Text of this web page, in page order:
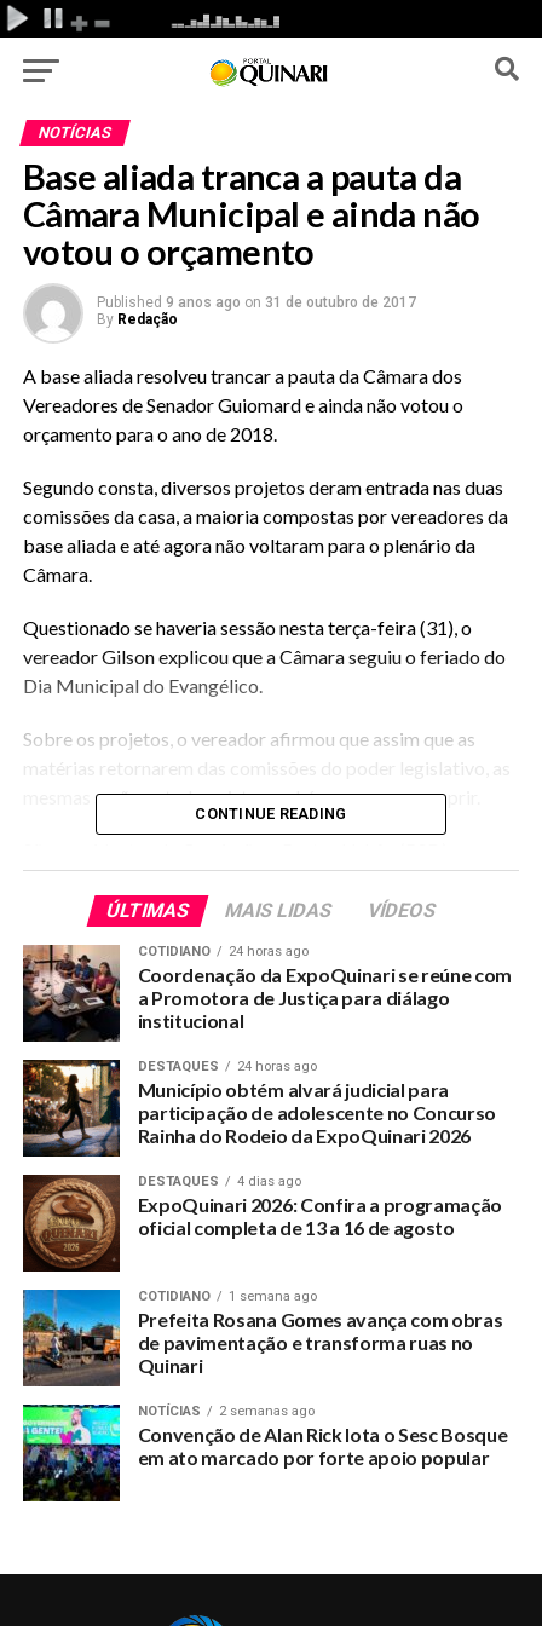
NOTÍCIAS
Base aliada tranca a pauta da
Câmara Municipal e ainda não
votou o orçamento
Published 9 anos ago on 31 de outubro de 2017
By Redação
A base aliada resolveu trancar a pauta da Câmara dos
Vereadores de Senador Guiomard e ainda não votou o
orçamento para o ano de 2018.
Segundo consta, diversos projetos deram entrada nas duas
comissões da casa, a maioria compostas por vereadores da
base aliada e até agora não voltaram para o plenário da
Câmara.
Questionado se haveria sessão nesta terça-feira (31), o
vereador Gilson explicou que a Câmara seguiu o feriado do
Dia Municipal do Evangélico.
Sobre os projetos, o vereador afirmou que assim que as
mesmas serão votadas, visto que há prazo para cumprir.
James Queiroz (PR), para os projetos voltaram para o
plenário, é necessário o parecer das comissões. A mesa disse
pela ordem de entrada nas comissões.
Nos bastidores sabe-se, que o objetivo de alguns
vereadores da base aliada é barganharem espaços e
dividendos de poder com o prefeito André Maia (PSD). O
prefeito André Maia ao ser procurado disse não ter
conhecimento da situação.
RELATED TOPICS:
BASE-ALIADA-TRANCA-A-PAUTA-DA-CAMARA-MUNICIPAL-E-
AINDA-NAO-VOTOU-O-ORCAMENTO
UP NEXT
Justiça nega recurso impetrado pela ex-secretária de
saúde Dinha Carvalho
DON'T MISS
Comarca abre edital para cadastramento de
propostas para benefícios de penas
CONTINUE READING
ÚLTIMAS MAIS LIDAS VÍDEOS
COTIDIANO 24 horas ago
Coordenação da ExpoQuinari se reúne com
a Promotora de Justiça para diálago
institucional
DESTAQUES 24 horas ago
Município obtém alvará judicial para
participação de adolescente no Concurso
Rainha do Rodeio da ExpoQuinari 2026
DESTAQUES 4 dias ago
ExpoQuinari 2026: Confira a programação
oficial completa de 13 a 16 de agosto
COTIDIANO 1 semana ago
Prefeita Rosana Gomes avança com obras
de pavimentação e transforma ruas no
Quinari
NOTÍCIAS 2 semanas ago
Convenção de Alan Rick lota o Sesc Bosque
em ato marcado por forte apoio popular